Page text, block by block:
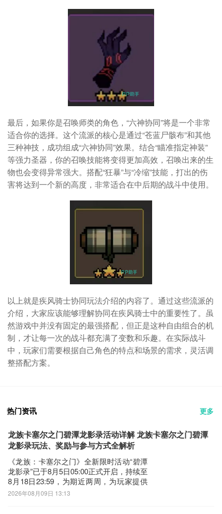
最后，如果你是召唤师类的角色，“六神协同”将是一个非常
适合你的选择。这个流派的核心是通过“苍蓝尸骸布”和其他
三种神技，成功组成“六神协同”效果。结合“瞄准指定神装”
等强力圣器，你的召唤技能将变得更加高效，召唤出来的生
物也会变得异常强大。搭配“狂暴”与“冷缩”技能，打出的伤
害将达到一个新的高度，非常适合在中后期的战斗中使用。
以上就是疾风骑士协同玩法介绍的内容了。通过这些流派的
介绍，大家应该能够理解协同在疾风骑士中的重要性了。虽
然游戏中并没有固定的最强搭配，但正是这种自由组合的机
制，才让每一次的战斗都充满了变数和乐趣。在实际战斗
中，玩家们需要根据自己角色的特点和场景的需求，灵活调
整搭配方案。
热门资讯 更多
龙族卡塞尔之门碧潭龙影录活动详解 龙族卡塞尔之门碧潭
龙影录玩法、奖励与参与方式全解析
《龙族：卡塞尔之门》全新限时活动“碧潭
龙影录”已于8月5日05:00正式开启，持续至
8月18日23:59，为期近两周，为玩家提供
充裕的参与窗口。本次活动以江南水墨意
2026年08月09日 13:13